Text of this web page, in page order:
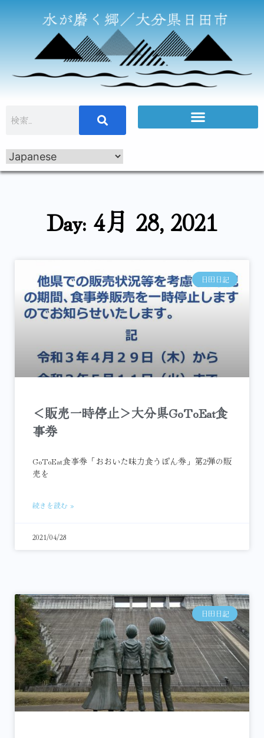
Day: 4月 28, 2021
日田日記
＜販売一時停止＞大分県GoToEat食
事券
GoToEat食事券「おおいた味力食うぽん券」第2弾の販
売を
続きを読む »
2021/04/28
日田日記